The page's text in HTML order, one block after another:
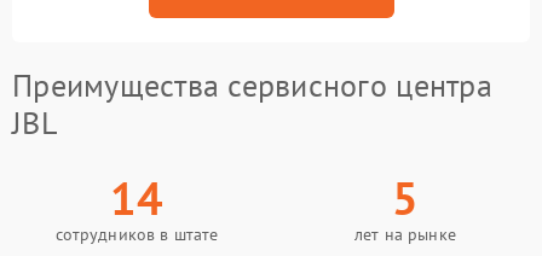
Преимущества сервисного центра
JBL
14
сотрудников в штате
5
лет на рынке